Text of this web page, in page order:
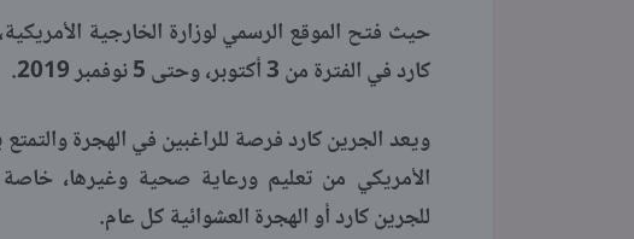
حيث فتح الموقع الرسمي لوزارة الخارجية
كارد في الفترة من 3 أكتوبر، وحتى 5 نوفمبر 2019.
ويعد الجرين كارد فرصة للراغبين في الهجرة
الأمريكي من تعليم ورعاية صحية وغيرها، خاصة
للجرين كارد أو الهجرة العشوائية كل عام.